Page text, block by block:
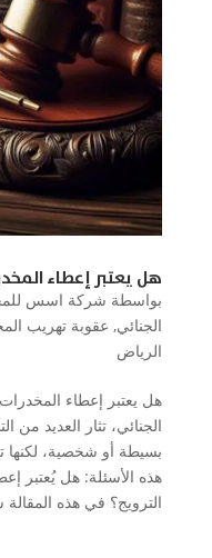
هل يعتبر إعطاء
بواسطة شركة اسس
الجنائي, عقوبة تهريب
الرياض
هل يعتبر إعطاء
الجنائي، تثار العديد من
بسيطة أو شخصية، لكنها
هذه الأسئلة: هل يُعتبر
الترويج؟ في هذه